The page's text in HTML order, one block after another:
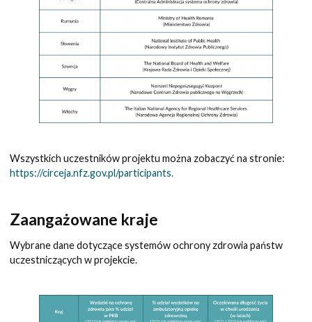
Wszystkich uczestników projektu można zobaczyć na stronie:
https://circeja.nfz.gov.pl/participants.
Zaangażowane kraje
Wybrane dane dotyczące systemów ochrony zdrowia państw
uczestniczących w projekcie.